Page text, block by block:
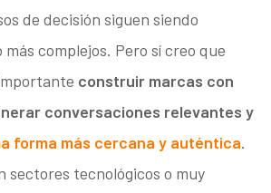
de decisión siguen siendo
complejos. Pero sí creo que
construir marcas con
conversaciones relevantes y
forma más cercana y auténtica.
sectores tecnológicos o muy